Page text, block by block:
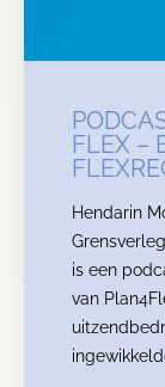
FLEX –
Hendarin
is een
van